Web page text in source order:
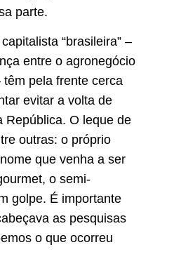
parte.
“brasileira” –
entre o agronegócio
pela frente cerca
evitar a volta de
República. O leque de
outras: o próprio
que venha a ser
o semi-
golpe. É importante
as pesquisas
o que ocorreu